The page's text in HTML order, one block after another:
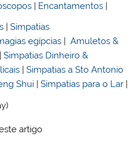
| Encantamentos |
|Simpatias
egípcias |Amuletos &
|Simpatias Dinheiro &
|Simpatias a Sto Antonio
Shui |Simpatias para o Lar
artigo